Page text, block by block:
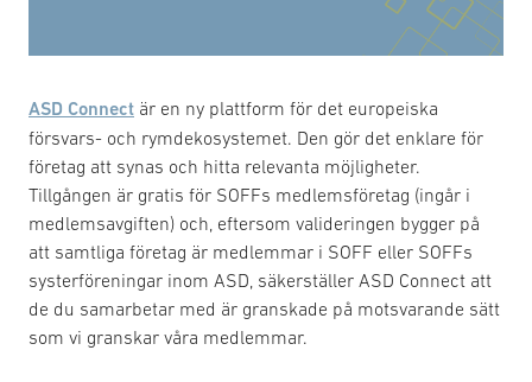
ASD Connect är en ny plattform för det europeiska
försvars- och rymdekosystemet. Den gör det enklare för
företag att synas och hitta relevanta möjligheter.
Tillgången är gratis för SOFFs medlemsföretag (ingår i
medlemsavgiften) och, eftersom valideringen bygger på
att samtliga företag är medlemmar i SOFF eller SOFFs
systerföreningar inom ASD, säkerställer ASD Connect att
de du samarbetar med är granskade på motsvarande sätt
som vi granskar våra medlemmar.